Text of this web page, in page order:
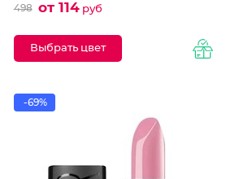
498 от 114руб
Выбрать цвет
-69%